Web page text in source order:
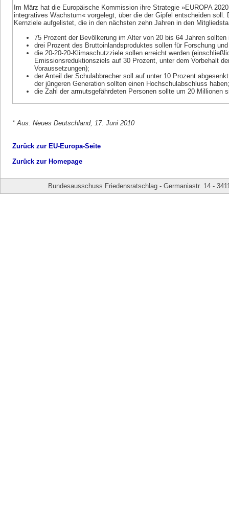
Im März hat die Europäische Kommission ihre Strategie »EUROPA
integratives Wachstum« vorgelegt, über die der Gipfel entscheiden soll.
Kernziele aufgelistet, die in den nächsten zehn Jahren in den
75 Prozent der Bevölkerung im Alter von 20 bis 64 Jahren sollten
drei Prozent des Bruttoinlandsproduktes sollen für Forschung
die 20-20-20-Klimaschutzziele sollen erreicht werden
Emissionsreduktionsziels auf 30 Prozent, unter dem Vorbehalt
Voraussetzungen);
der Anteil der Schulabbrecher soll auf unter 10 Prozent
der jüngeren Generation sollten einen Hochschulabschluss
die Zahl der armutsgefährdeten Personen sollte um 20 Millionen
* Aus: Neues Deutschland, 17. Juni 2010
Zurück zur EU-Europa-Seite
Zurück zur Homepage
Bundesausschuss Friedensratschlag - Germaniastr. 14 -